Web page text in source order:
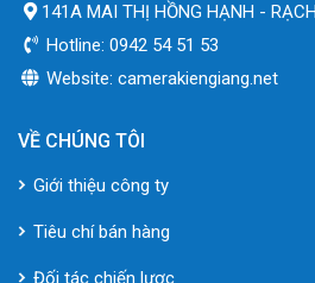
141A MAI THỊ HỒNG HẠNH -
Hotline: 0942 54 51 53
Website: camerakiengiang.net
VỀ CHÚNG TÔI
Giới thiệu công ty
Tiêu chí bán hàng